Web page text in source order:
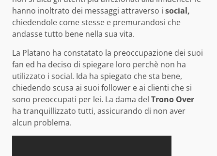
hanno inoltrato dei messaggi attraverso i social,
chiedendole come stesse e premurandosi che
andasse tutto bene nella sua vita.
La Platano ha constatato la preoccupazione dei suoi
fan ed ha deciso di spiegare loro perchè non ha
utilizzato i social. Ida ha spiegato che sta bene,
chiedendo scusa ai suoi follower e ai clienti che si
sono preoccupati per lei. La dama del Trono Over
ha tranquillizzato tutti, assicurando di non aver
alcun problema.